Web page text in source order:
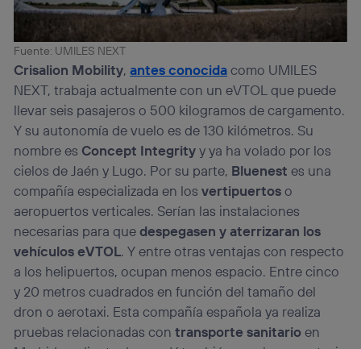
Fuente: UMILES NEXT
Crisalion Mobility,antes conocidacomo UMILES
NEXT, trabaja actualmente con un eVTOL que puede
llevar seis pasajeros o 500 kilogramos de cargamento.
Y su autonomía de vuelo es de 130 kilómetros. Su
nombre es Concept Integrityy ya ha volado por los
cielos de Jaén y Lugo. Por su parte, Bluenest es una
compañía especializada en losvertipuertoso
aeropuertos verticales. Serían las instalaciones
necesarias para quedespegasen y aterrizaran los
vehículos eVTOL. Y entre otras ventajas con respecto
a los helipuertos, ocupan menos espacio. Entre cinco
y 20 metros cuadrados en función del tamaño del
dron o aerotaxi. Esta compañía española ya realiza
pruebas relacionadas contransporte sanitarioen